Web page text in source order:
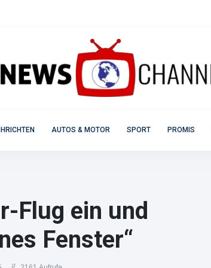
AUTOS & MOTOR SPORT PROMIS
Flug ein und
Fenster“